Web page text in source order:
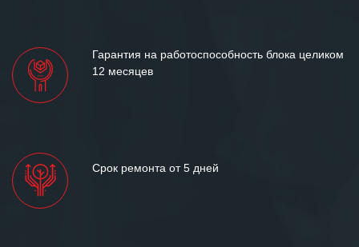
Гарантия на работоспособность блока целиком
12 месяцев
Срок ремонта от 5 дней